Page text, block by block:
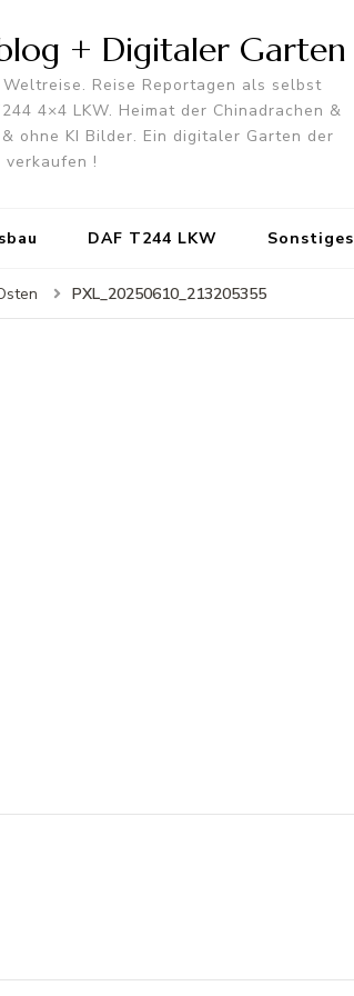
+ Digitaler Garten
Reise Reportagen als selbst
4×4 LKW. Heimat der Chinadrachen &
ohne KI Bilder. Ein digitaler Garten der
!
DAF T244 LKW Sonstiges
PXL_20250610_213205355